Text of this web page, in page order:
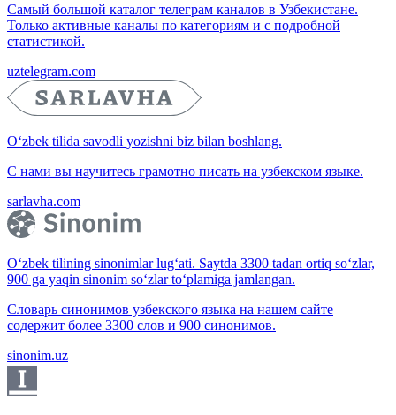
Самый большой каталог телеграм каналов в Узбекистане.
Только активные каналы по категориям и с подробной
статистикой.
uztelegram.com
O‘zbek tilida savodli yozishni biz bilan boshlang.
С нами вы научитесь грамотно писать на узбекском языке.
sarlavha.com
O‘zbek tilining sinonimlar lug‘ati. Saytda 3300 tadan ortiq so‘zlar,
900 ga yaqin sinonim so‘zlar to‘plamiga jamlangan.
Словарь синонимов узбекского языка на нашем сайте
содержит более 3300 слов и 900 синонимов.
sinonim.uz